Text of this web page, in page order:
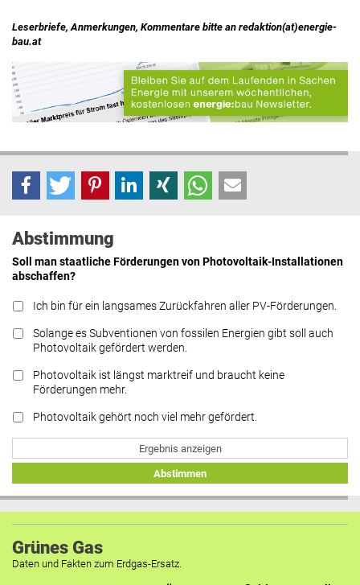
Leserbriefe, Anmerkungen, Kommentare bitte an redaktion(at)energie-
bau.at
Abstimmung
Soll man staatliche Förderungen von Photovoltaik-Installationen
abschaffen?
Ich bin für ein langsames Zurückfahren aller PV-Förderungen.
Solange es Subventionen von fossilen Energien gibt soll auch
Photovoltaik gefördert werden.
Photovoltaik ist längst marktreif und braucht keine
Förderungen mehr.
Photovoltaik gehört noch viel mehr gefördert.
Ergebnis anzeigen
Abstimmen
Grünes Gas
Daten und Fakten zum Erdgas-Ersatz.